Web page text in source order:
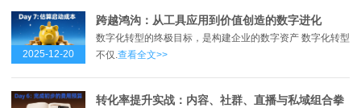
2025-12-20
跨越鸿沟：从工具应用到价值创造的数字进化
数字化转型的终极目标，是构建企业的数字资产 数字化转型
不仅. 查看全文>>
转化率提升实战：内容、社群、直播与私域组合拳